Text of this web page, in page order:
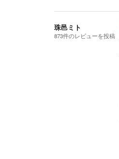
珠邑ミト
873件のレビューを投稿